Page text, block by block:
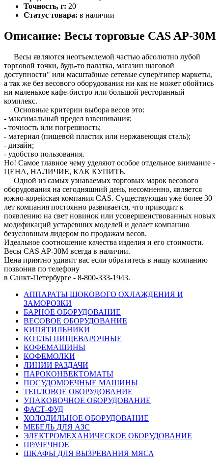
Точность, г: 20
Статус товара: в наличии
Описание: Весы торговые CAS AP-30M
Весы являются неотъемлемой частью абсолютно лубой
торговой точки, будь-то палатка, магазин шаговой
доступности" или масштабные сетевые супер/гипер маркеты,
а так же без весового оборудования ни как не может обойтись
ни маленькое кафе-бистро или большой ресторанный
комплекс.
Основные критерии выбора весов это:
- максимальный предел взвешивания;
- точность или погрешность;
- материал (пищевой пластик или нержавеющая сталь);
- дизайн;
- удобство пользования.
Но! Самое главное чему уделяют особое отдельное внимание -
ЦЕНА, НАЛИЧИЕ, КАК КУПИТЬ.
Одной из самых узнаваемых торговых марок весового
оборудования на сегодняшний день, несомненно, является
южно-корейская компания CAS. Существующая уже более 30
лет компания постоянно развивается, что приводит к
появлению на свет новинок или усовершенствованных новых
модификаций устаревших моделей и делает компанию
безусловным лидером по продажам весов.
Идеальное соотношение качества изделия и его стоимости.
Весы CAS AP-30M всегда в наличии.
Цена приятно удивит вас если обратитесь в нашу компанию
позвонив по телефону
в Санкт-Петербурге - 8-800-333-1943.
АППАРАТЫ ШОКОВОГО ОХЛАЖДЕНИЯ И
ЗАМОРОЗКИ
БАРНОЕ ОБОРУДОВАНИЕ
ВЕСОВОЕ ОБОРУДОВАНИЕ
КИПЯТИЛЬНИКИ
КОТЛЫ ПИЩЕВАРОЧНЫЕ
КОФЕМАШИНЫ
КОФЕМОЛКИ
ЛИНИИ РАЗДАЧИ
ПАРОКОНВЕКТОМАТЫ
ПОСУДОМОЕЧНЫЕ МАШИНЫ
ТЕПЛОВОЕ ОБОРУДОВАНИЕ
УПАКОВОЧНОЕ ОБОРУДОВАНИЕ
ФАСТ-ФУД
ХОЛОДИЛЬНОЕ ОБОРУДОВАНИЕ
МЕБЕЛЬ ДЛЯ АЗС
ЭЛЕКТРОМЕХАНИЧЕСКОЕ ОБОРУДОВАНИЕ
ПРАЧЕЧНОЕ
ШКАФЫ ДЛЯ ВЫЗРЕВАНИЯ МЯСА